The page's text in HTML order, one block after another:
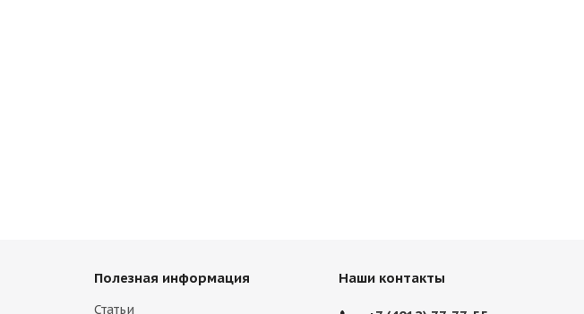
Полезная информация
Статьи
Наши контакты